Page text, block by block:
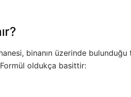
binanın üzerinde
oldukça basittir: